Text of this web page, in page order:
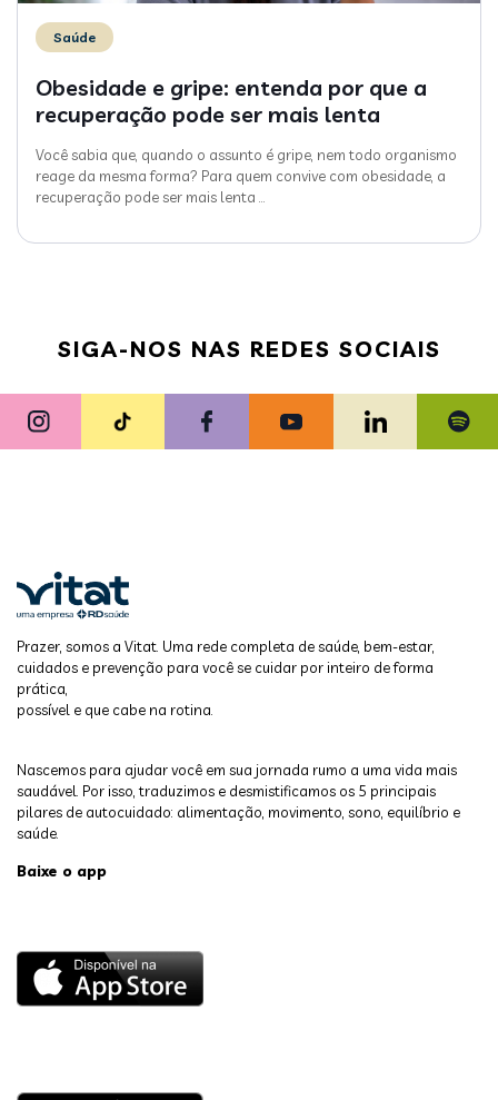
Saúde
Obesidade e gripe: entenda por que a
recuperação pode ser mais lenta
Você sabia que, quando o assunto é gripe, nem todo organismo
reage da mesma forma? Para quem convive com obesidade, a
recuperação pode ser mais lenta …
SIGA-NOS NAS REDES SOCIAIS
Prazer, somos a Vitat. Uma rede completa de saúde, bem-estar,
cuidados e prevenção para você se cuidar por inteiro de forma
prática,
possível e que cabe na rotina.
Nascemos para ajudar você em sua jornada rumo a uma vida mais
saudável. Por isso, traduzimos e desmistificamos os 5 principais
pilares de autocuidado: alimentação, movimento, sono, equilíbrio e
saúde.
Baixe o app